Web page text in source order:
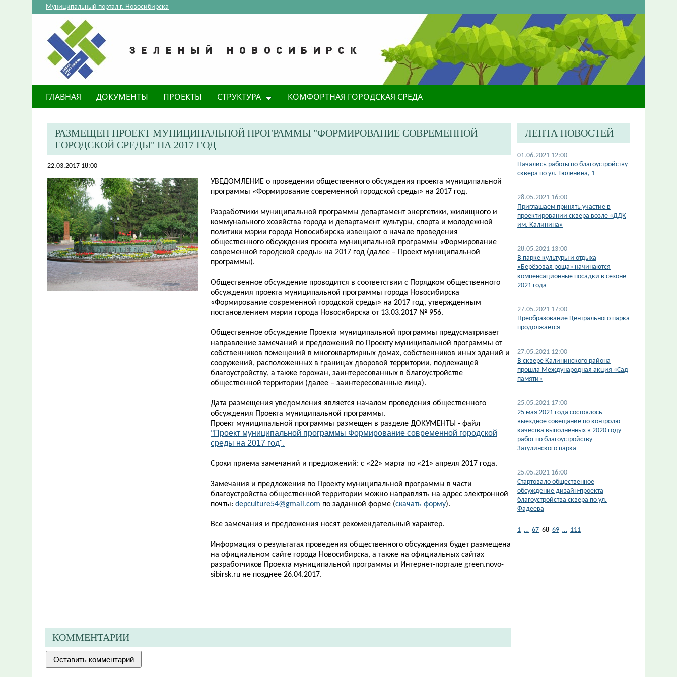
Муниципальный портал г. Новосибирска
ГЛАВНАЯ ДОКУМЕНТЫ ПРОЕКТЫ СТРУКТУРА КОМФОРТНАЯ ГОРОДСКАЯ СРЕДА
РАЗМЕЩЕН ПРОЕКТ МУНИЦИПАЛЬНОЙ ПРОГРАММЫ "ФОРМИРОВАНИЕ СОВРЕМЕННОЙ
ГОРОДСКОЙ СРЕДЫ" НА 2017 ГОД
22.03.2017 18:00
УВЕДОМЛЕНИЕ о проведении общественного обсуждения проекта муниципальной
программы «Формирование современной городской среды» на 2017 год.
Разработчики муниципальной программы департамент энергетики, жилищного и
коммунального хозяйства города и департамент культуры, спорта и молодежной
политики мэрии города Новосибирска извещают о начале проведения
общественного обсуждения проекта муниципальной программы «Формирование
современной городской среды» на 2017 год (далее – Проект муниципальной
программы).
Общественное обсуждение проводится в соответствии с Порядком общественного
обсуждения проекта муниципальной программы города Новосибирска
«Формирование современной городской среды» на 2017 год, утвержденным
постановлением мэрии города Новосибирска от 13.03.2017 № 956.
Общественное обсуждение Проекта муниципальной программы предусматривает
направление замечаний и предложений по Проекту муниципальной программы от
собственников помещений в многоквартирных домах, собственников иных зданий и
сооружений, расположенных в границах дворовой территории, подлежащей
благоустройству, а также горожан, заинтересованных в благоустройстве
общественной территории (далее – заинтересованные лица).
Дата размещения уведомления является началом проведения общественного
обсуждения Проекта муниципальной программы.
Проект муниципальной программы размещен в разделе ДОКУМЕНТЫ - файл
"Проект муниципальной программы Формирование современной городской
среды на 2017 год".
Сроки приема замечаний и предложений: с «22» марта по «21» апреля 2017 года.
Замечания и предложения по Проекту муниципальной программы в части
благоустройства общественной территории можно направлять на адрес электронной
почты: depculture54@gmail .com по заданной форме (скачать форму).
Все замечания и предложения носят рекомендательный характер.
Информация о результатах проведения общественного обсуждения будет размещена
на официальном сайте города Новосибирска, а также на официальных сайтах
разработчиков Проекта муниципальной программы и Интернет-портале green.novo-
sibirsk.ru не позднее 26.04.2017.
КОММЕНТАРИИ
ЛЕНТА НОВОСТЕЙ
01.06.2021 12:00
Начались работы по благоустройству
сквера по ул. Тюленина, 1
28.05.2021 16:00
Приглашаем принять участие в
проектировании сквера возле «ДДК
им. Калинина»
28.05.2021 13:00
В парке культуры и отдыха
«Берёзовая роща» начинаются
компенсационные посадки в сезоне
2021 года
27.05.2021 17:00
​Преобразование Центрального парка
продолжается
27.05.2021 12:00
В сквере Калининского района
прошла Международная акция «Сад
памяти»
25.05.2021 17:00
​25 мая 2021 года состоялось
выездное совещание по контролю
качества выполненных в 2020 году
работ по благоустройству
Затулинского парка
25.05.2021 16:00
Стартовало общественное
обсуждение дизайн-проекта
благоустройства сквера по ул.
Фадеева
1 … 67 68 69 … 111